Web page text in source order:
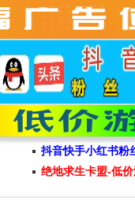
抖音快手小红书粉
绝地求生卡盟-低